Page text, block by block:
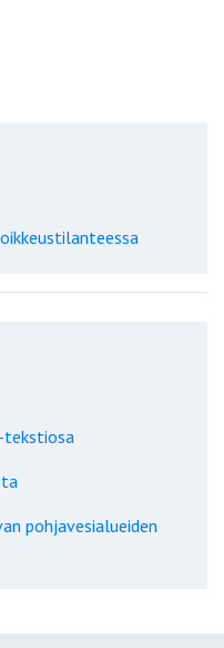
tekstiosa
pohjavesialueiden